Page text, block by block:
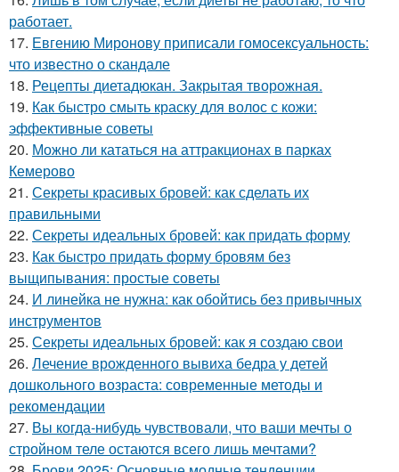
работает.
17. Евгению Миронову приписали гомосексуальность:
что известно о скандале
18. Рецепты диетадюкан. Закрытая творожная.
19. Как быстро смыть краску для волос с кожи:
эффективные советы
20. Можно ли кататься на аттракционах в парках
Кемерово
21. Секреты красивых бровей: как сделать их
правильными
22. Секреты идеальных бровей: как придать форму
23. Как быстро придать форму бровям без
выщипывания: простые советы
24. И линейка не нужна: как обойтись без привычных
инструментов
25. Секреты идеальных бровей: как я создаю свои
26. Лечение врожденного вывиха бедра у детей
дошкольного возраста: современные методы и
рекомендации
27. Вы когда-нибудь чувствовали, что ваши мечты о
стройном теле остаются всего лишь мечтами?